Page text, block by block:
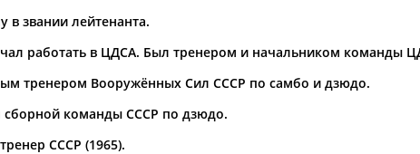
в звании лейтенанта.
работать в ЦДСА. Был тренером и начальником команды
тренером Вооружённых Сил СССР по самбо и дзюдо.
сборной команды СССР по дзюдо.
СССР (1965).